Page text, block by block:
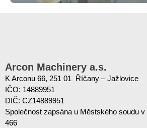
Arcon Machinery a.s.
K Arconu 66, 251 01 Říčany – Jažlovice
IČO: 14889951
DIČ: CZ14889951
Společnost zapsána u Městského soudu
466